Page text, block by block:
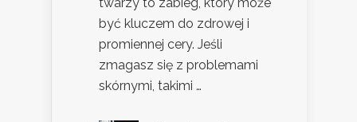
twarzy to zabieg, który może
być kluczem do zdrowej i
promiennej cery. Jeśli
zmagasz się z problemami
skórnymi, takimi …